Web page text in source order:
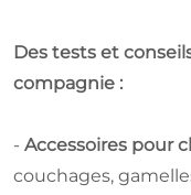
Des tests et
compagnie :
- Accessoires pour
couchages,